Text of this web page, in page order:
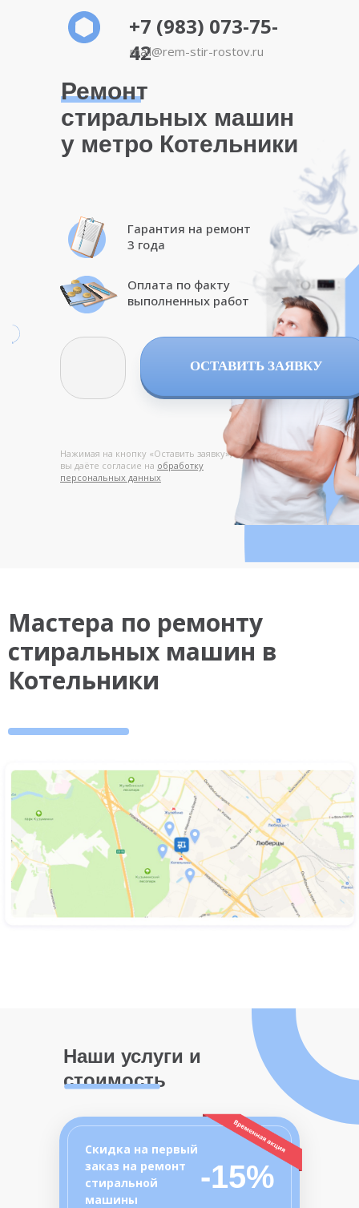
Ремонт
стиральных машин
у метро Котельники
Гарантия на ремонт
3 года
Оплата по факту
выполненных работ
Нажимая на кнопку «Оставить заявку»,
вы даёте согласие на обработку
персональных данных
+7 (983) 073-75-
42
mail@rem-stir-rostov.ru
ОСТАВИТЬ ЗАЯВКУ
Мастера по ремонту
стиральных машин в
Котельники
Наши услуги и
стоимость
Скидка на первый
заказ на ремонт
стиральной
машины
-15%